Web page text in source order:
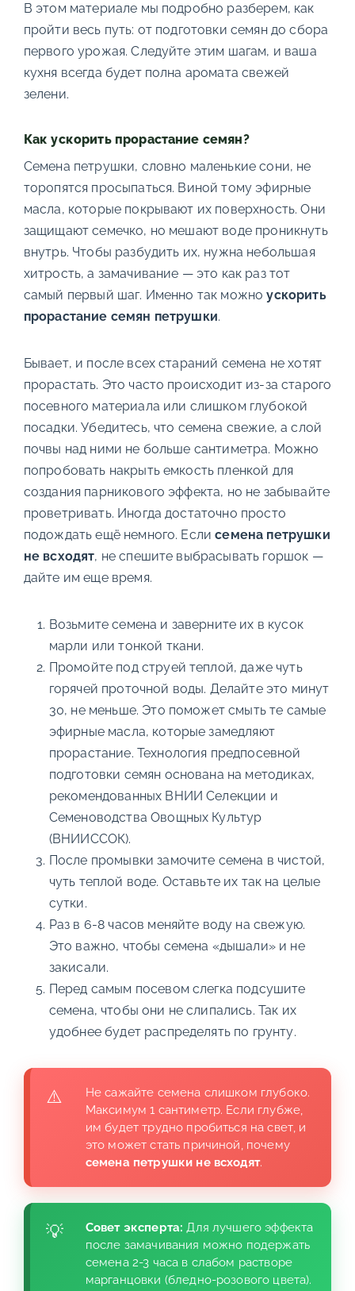
В этом материале мы подробно разберем, как
пройти весь путь: от подготовки семян до сбора
первого урожая. Следуйте этим шагам, и ваша
кухня всегда будет полна аромата свежей
зелени.
Как ускорить прорастание семян?
Семена петрушки, словно маленькие сони, не
торопятся просыпаться. Виной тому эфирные
масла, которые покрывают их поверхность. Они
защищают семечко, но мешают воде проникнуть
внутрь. Чтобы разбудить их, нужна небольшая
хитрость, а замачивание — это как раз тот
самый первый шаг. Именно так можноускорить
прорастание семян петрушки.
Бывает, и после всех стараний семена не хотят
прорастать. Это часто происходит из-за старого
посевного материала или слишком глубокой
посадки. Убедитесь, что семена свежие, а слой
почвы над ними не больше сантиметра. Можно
попробовать накрыть емкость пленкой для
создания парникового эффекта, но не забывайте
проветривать. Иногда достаточно просто
подождать ещё немного. Еслисемена петрушки
не всходят, не спешите выбрасывать горшок —
дайте им еще время.
Возьмите семена и заверните их в кусок
марли или тонкой ткани.
Промойте под струей теплой, даже чуть
горячей проточной воды. Делайте это минут
30, не меньше. Это поможет смыть те самые
эфирные масла, которые замедляют
прорастание. Технология предпосевной
подготовки семян основана на методиках,
рекомендованных ВНИИ Селекции и
Семеноводства Овощных Культур
(ВНИИССОК).
После промывки замочите семена в чистой,
чуть теплой воде. Оставьте их так на целые
сутки.
Раз в 6-8 часов меняйте воду на свежую.
Это важно, чтобы семена «дышали» и не
закисали.
Перед самым посевом слегка подсушите
семена, чтобы они не слипались. Так их
удобнее будет распределять по грунту.
Не сажайте семена слишком глубоко.
Максимум 1 сантиметр. Если глубже,
им будет трудно пробиться на свет, и
это может стать причиной, почему
семена петрушки не всходят.
Совет эксперта: Для лучшего эффекта
после замачивания можно подержать
семена 2-3 часа в слабом растворе
марганцовки (бледно-розового цвета).